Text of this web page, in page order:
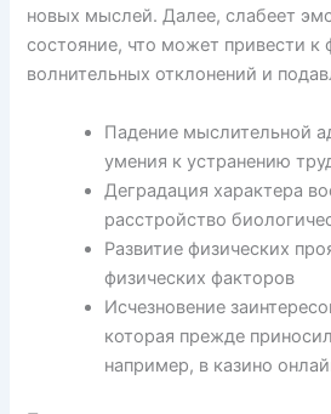
новых мыслей. Далее, слабеет
состояние, что может привести
волнительных отклонений и
Падение мыслительной
умения к устранению
Деградация характера
расстройство
Развитие физических
физических факторов
Исчезновение
которая прежде
например, в казино